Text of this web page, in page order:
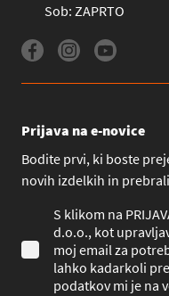
Sob: ZAPRTO
Prijava na e-novice
Bodite prvi, ki boste
novih izdelkih in
S klikom na
d.o.o., kot
moj email za
lahko kadarkoli
podatkov mi je na